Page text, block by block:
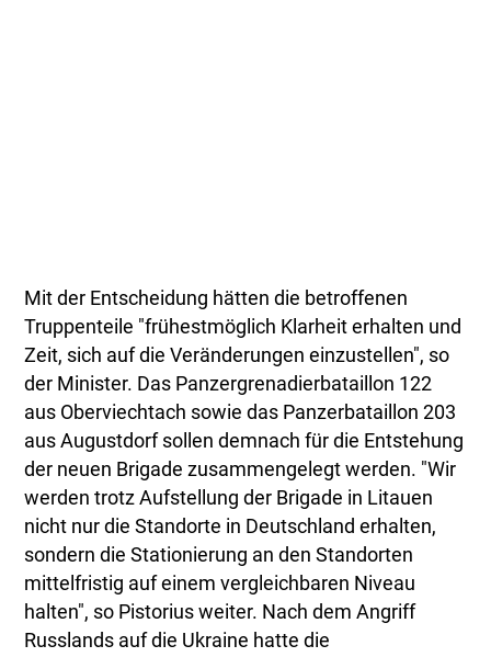
Mit der Entscheidung hätten die betroffenen
Truppenteile "frühestmöglich Klarheit erhalten und
Zeit, sich auf die Veränderungen einzustellen", so
der Minister. Das Panzergrenadierbataillon 122
aus Oberviechtach sowie das Panzerbataillon 203
aus Augustdorf sollen demnach für die Entstehung
der neuen Brigade zusammengelegt werden. "Wir
werden trotz Aufstellung der Brigade in Litauen
nicht nur die Standorte in Deutschland erhalten,
sondern die Stationierung an den Standorten
mittelfristig auf einem vergleichbaren Niveau
halten", so Pistorius weiter. Nach dem Angriff
Russlands auf die Ukraine hatte die